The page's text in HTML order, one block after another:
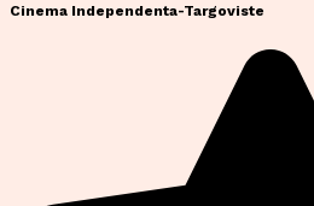
Cinema Independenta-Targoviste